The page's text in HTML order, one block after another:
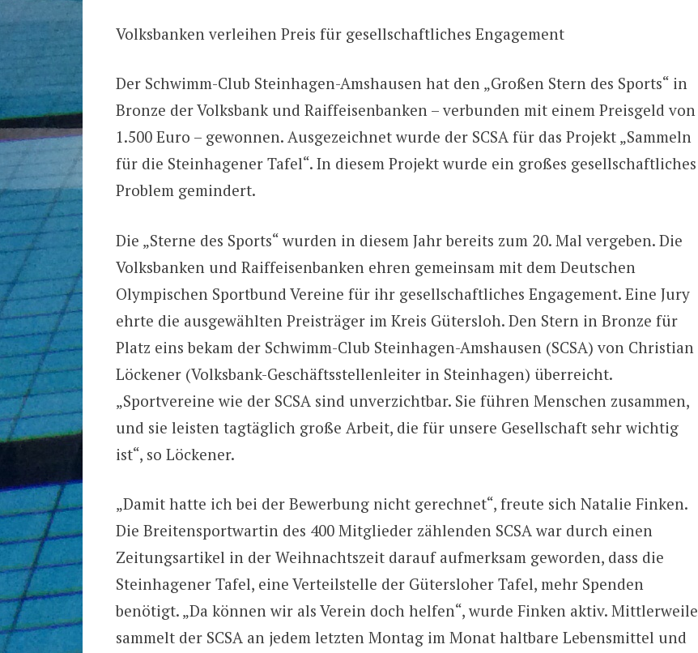
Volksbanken verleihen Preis für gesellschaftliches Engagement
Der Schwimm-Club Steinhagen-Amshausen hat den „Großen Stern des Sports“ in
Bronze der Volksbank und Raiffeisenbanken – verbunden mit einem Preisgeld von
1.500 Euro – gewonnen. Ausgezeichnet wurde der SCSA für das Projekt „Sammeln
für die Steinhagener Tafel“. In diesem Projekt wurde ein großes gesellschaftliches
Problem gemindert.
Die „Sterne des Sports“ wurden in diesem Jahr bereits zum 20. Mal vergeben. Die
Volksbanken und Raiffeisenbanken ehren gemeinsam mit dem Deutschen
Olympischen Sportbund Vereine für ihr gesellschaftliches Engagement. Eine Jury
ehrte die ausgewählten Preisträger im Kreis Gütersloh. Den Stern in Bronze für
Platz eins bekam der Schwimm-Club Steinhagen-Amshausen (SCSA) von Christian
Löckener (Volksbank-Geschäftsstellenleiter in Steinhagen) überreicht.
„Sportvereine wie der SCSA sind unverzichtbar. Sie führen Menschen zusammen,
und sie leisten tagtäglich große Arbeit, die für unsere Gesellschaft sehr wichtig
ist“, so Löckener.
„Damit hatte ich bei der Bewerbung nicht gerechnet“, freute sich Natalie Finken.
Die Breitensportwartin des 400 Mitglieder zählenden SCSA war durch einen
Zeitungsartikel in der Weihnachtszeit darauf aufmerksam geworden, dass die
Steinhagener Tafel, eine Verteilstelle der Gütersloher Tafel, mehr Spenden
benötigt. „Da können wir als Verein doch helfen“, wurde Finken aktiv. Mittlerweile
sammelt der SCSA an jedem letzten Montag im Monat haltbare Lebensmittel und